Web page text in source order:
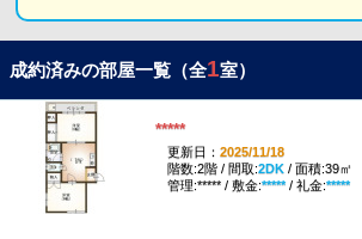
成約済みの部屋一覧（全1室）
*****
更新日： 2025/11/18
階数:2階 / 間取:2DK/ 面積:39㎡
管理:***** / 敷金:*****/ 礼金:*****